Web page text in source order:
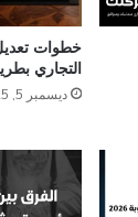
خطوات
التجاري
ديسمبر 5, 2025